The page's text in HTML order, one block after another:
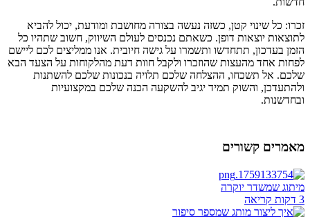
זכרו: כל שינוי קטן, כשזה נעשה בצורה מחושבת ומודעת, יכול להביא
לתוצאות יוצאות דופן. כשאתם נכנסים לעולם השיווק, חשוב שתהיו כל
הזמן בעדכון, תתחדשו ותשמרו על גישה חיובית. אנו ממליצים לכם ליישם
לפחות אחד מהעצות שהוזכרו ולקבל חוות דעת מהלקוחות על הצעד הבא
שלכם. אל תשכחו, ההצלחה שלכם תלויה בנכונות שלכם להשתנות
ולהתעדכן, והשוק תמיד יגיב להשקעה הכנה שלכם במקצועיות
ובחדשנות.
מאמרים קשורים
מיתוג שמשדר יוקרה
3 דקות קריאה